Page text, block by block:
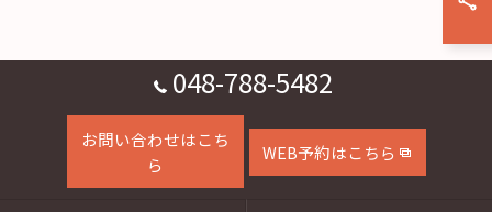
048-788-5482
お問い合わせはこち
ら
WEB予約はこちら